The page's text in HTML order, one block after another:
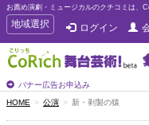
お薦め演劇・ミュージカルのクチコミは、
T
o
g
g
e
n
a
地域選択 ログイン
バナー広告お申込み
HOME 公演 新・剥製の猿